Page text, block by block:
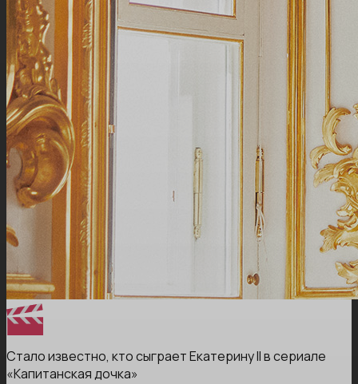
Стало известно, кто сыграет Екатерину II в сериале
«Капитанская дочка»